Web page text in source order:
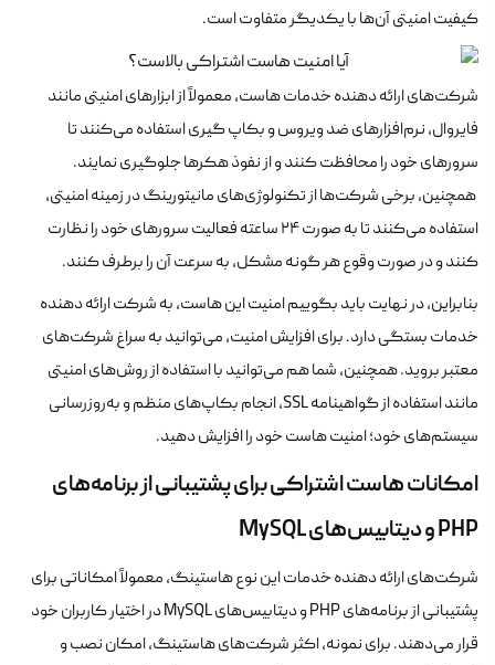
کیفیت امنیتی آن‌ها با یکدیگر متفاوت است.
شرکت‌های ارائه دهنده خدمات هاست، معمولاً از ابزارهای امنیتی مانند
فایروال، نرم‌افزارهای ضد ویروس و بکاپ گیری استفاده می‌کنند تا
سرورهای خود را محافظت کنند و از نفوذ هکرها جلوگیری نمایند.
همچنین، برخی شرکت‌ها از تکنولوژی‌های مانیتورینگ در زمینه امنیتی،
استفاده می‌کنند تا به صورت ۲۴ ساعته فعالیت سرورهای خود را نظارت
کنند و در صورت وقوع هر گونه مشکل، به سرعت آن را برطرف کنند.
بنابراین، در نهایت باید بگوییم امنیت این هاست، به شرکت ارائه دهنده
خدمات بستگی دارد. برای افزایش امنیت، می‌توانید به سراغ شرکت‌های
معتبر بروید. همچنین، شما هم می‌توانید با استفاده از روش‌های امنیتی
مانند استفاده از گواهینامه SSL، انجام بکاپ‌های منظم و به‌روزرسانی
سیستم‌های خود؛ امنیت هاست خود را افزایش دهید.
امکانات هاست اشتراکی برای پشتیبانی از برنامه‌های
PHPو دیتابیس‌هایMySQL
شرکت‌های ارائه دهنده خدمات این نوع هاستینگ، معمولاً امکاناتی برای
پشتیبانی از برنامه‌های PHP و دیتابیس‌های MySQL در اختیار کاربران خود
قرار می‌دهند. برای نمونه، اکثر شرکت‌های هاستینگ، امکان نصب و